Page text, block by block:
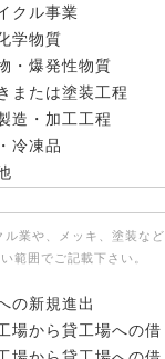
クル事業
学物質
・爆発性物質
または塗装工程
造・加工工程
冷凍品
業や、メッキ、塗装な
範囲でご記載下さい。
の新規進出
場から貸工場への